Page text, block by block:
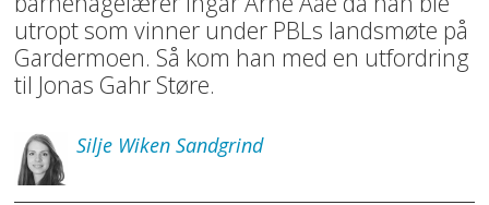
utropt som vinner under PBLs landsmøte på
Gardermoen. Så kom han med en utfordring
til Jonas Gahr Støre.
Silje Wiken Sandgrind